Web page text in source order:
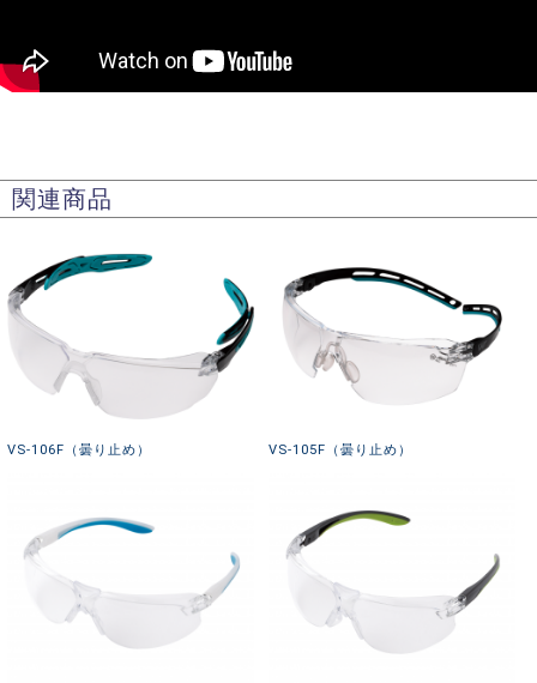
関連商品
VS-106F（曇り止め） VS-105F（曇り止め）